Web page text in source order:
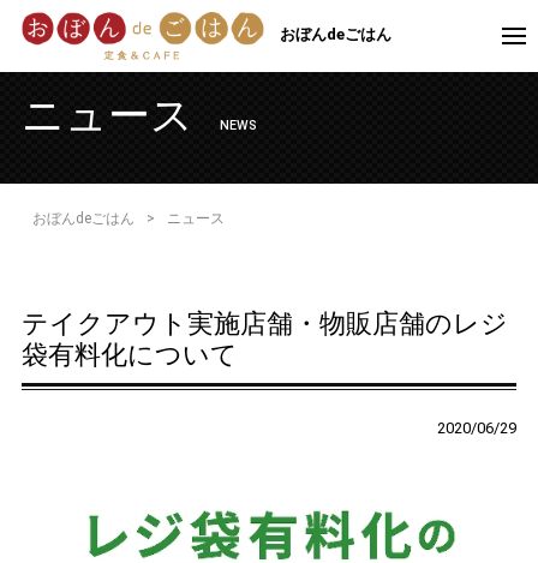
おぼんdeごはん
ニュース NEWS
おぼんdeごはん > ニュース
テイクアウト実施店舗・物販店舗のレジ
袋有料化について
2020/06/29